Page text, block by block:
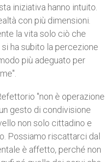
iniziativa hanno intuito.
con più dimensioni.
la vita solo ciò che
ha subito la percezione
più adeguato per
"non è operazione
gesto di condivisione
non solo cittadino e
Possiamo riscattarci dal
è affetto, perché non